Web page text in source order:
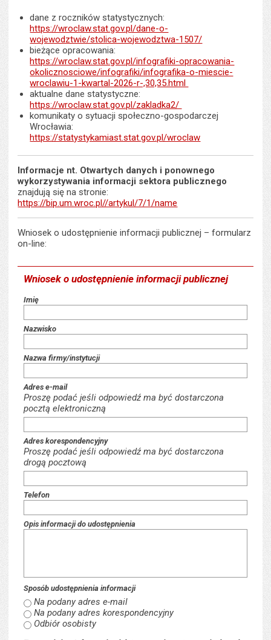
dane z roczników statystycznych:
https://wroclaw.stat.gov.pl/dane-o-
wojewodztwie/stolica-wojewodztwa-1507/
bieżące opracowania:
https://wroclaw.stat.gov.pl/infografiki-opracowania-
okolicznosciowe/infografiki/infografika-o-miescie-
wroclawiu-1-kwartal-2026-r-,30,35.html
aktualne dane statystyczne:
https://wroclaw.stat.gov.pl/zakladka2/
komunikaty o sytuacji społeczno-gospodarczej
Wrocławia:
https://statystykamiast.stat.gov.pl/wroclaw
Informacje nt. Otwartych danych i ponownego
wykorzystywania informacji sektora publicznego
znajdują się na stronie:
https://bip.um.wroc.pl//artykul/7/1/name
Wniosek o udostępnienie informacji publicznej – formularz
on-line:
Wniosek o udostępnienie informacji publicznej
Wniosek o udostępnienie informacji publicznej
Imię
Nazwisko
Nazwa firmy/instytucji
Adres e-mail
Proszę podać jeśli odpowiedź ma być dostarczona
pocztą elektroniczną
Adres korespondencyjny
Proszę podać jeśli odpowiedź ma być dostarczona
drogą pocztową
Telefon
Opis informacji do udostępnienia
Sposób udostępnienia informacji
Na podany adres e-mail
Na podany adres korespondencyjny
Odbiór osobisty